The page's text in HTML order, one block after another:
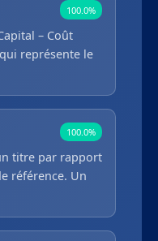
100.0%
– Coût
représente le
100.0%
titre par rapport
référence. Un